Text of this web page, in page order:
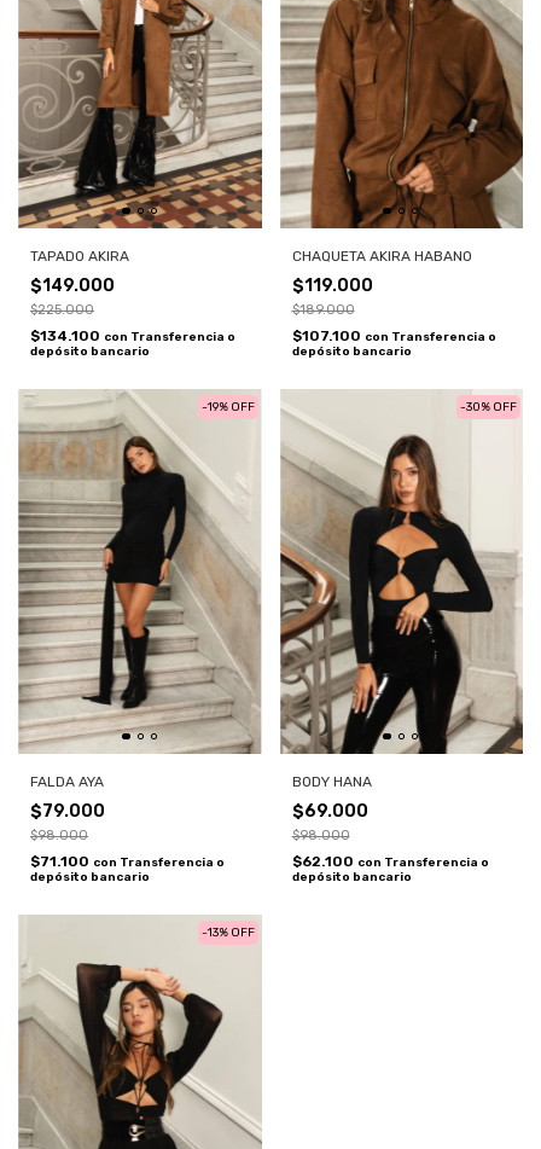
TAPADO AKIRA
$149.000
$225.000
$134.100 con Transferencia o
depósito bancario
CHAQUETA AKIRA HABANO
$119.000
$189.000
$107.100 con Transferencia o
depósito bancario
FALDA AYA
$79.000
-19% OFF
$98.000
$71.100 con Transferencia o
depósito bancario
BODY HANA
$69.000
-30% OFF
$98.000
$62.100 con Transferencia o
depósito bancario
-13% OFF